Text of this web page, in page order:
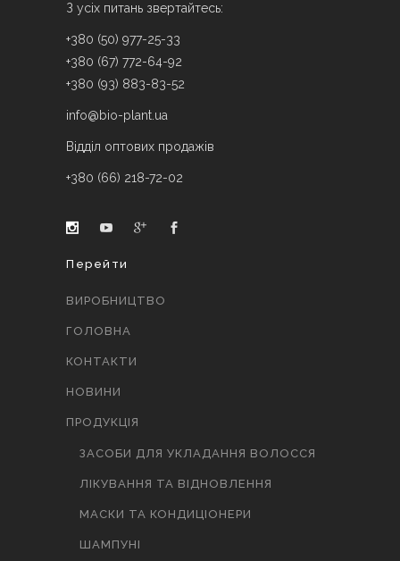
З усіх питань звертайтесь:
+380 (50) 977-25-33
+380 (67) 772-64-92
+380 (93) 883-83-52
info@bio-plant.ua
Відділ оптових продажів
+380 (66) 218-72-02
Перейти
ВИРОБНИЦТВО
ГОЛОВНА
КОНТАКТИ
НОВИНИ
ПРОДУКЦІЯ
ЗАСОБИ ДЛЯ УКЛАДАННЯ ВОЛОССЯ
ЛІКУВАННЯ ТА ВІДНОВЛЕННЯ
МАСКИ ТА КОНДИЦІОНЕРИ
ШАМПУНІ